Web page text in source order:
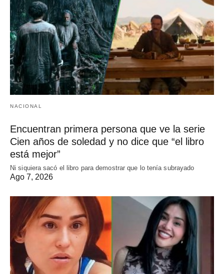
NACIONAL
Encuentran primera persona que ve la serie
Cien años de soledad y no dice que “el libro
está mejor”
Ni siquiera sacó el libro para demostrar que lo tenía subrayado
Ago 7, 2026